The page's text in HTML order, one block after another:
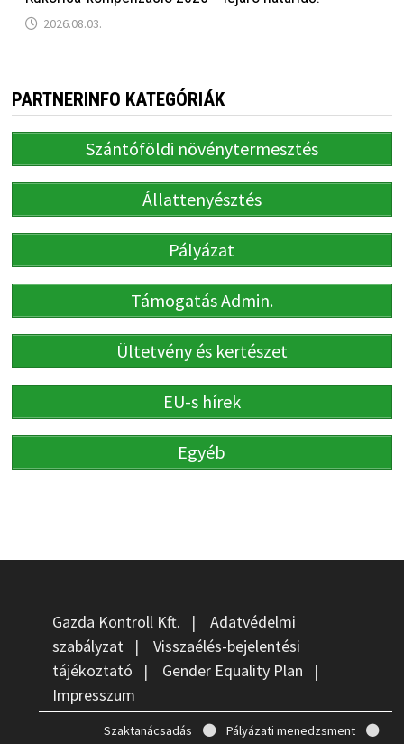
2026.08.03.
PARTNERINFO KATEGÓRIÁK
Szántóföldi növénytermesztés
Állattenyésztés
Pályázat
Támogatás Admin.
Ültetvény és kertészet
EU-s hírek
Egyéb
Gazda Kontroll Kft. | Adatvédelmi
szabályzat | Visszaélés-bejelentési
tájékoztató | Gender Equality Plan |
Impresszum
Szaktanácsadás Pályázati menedzsment